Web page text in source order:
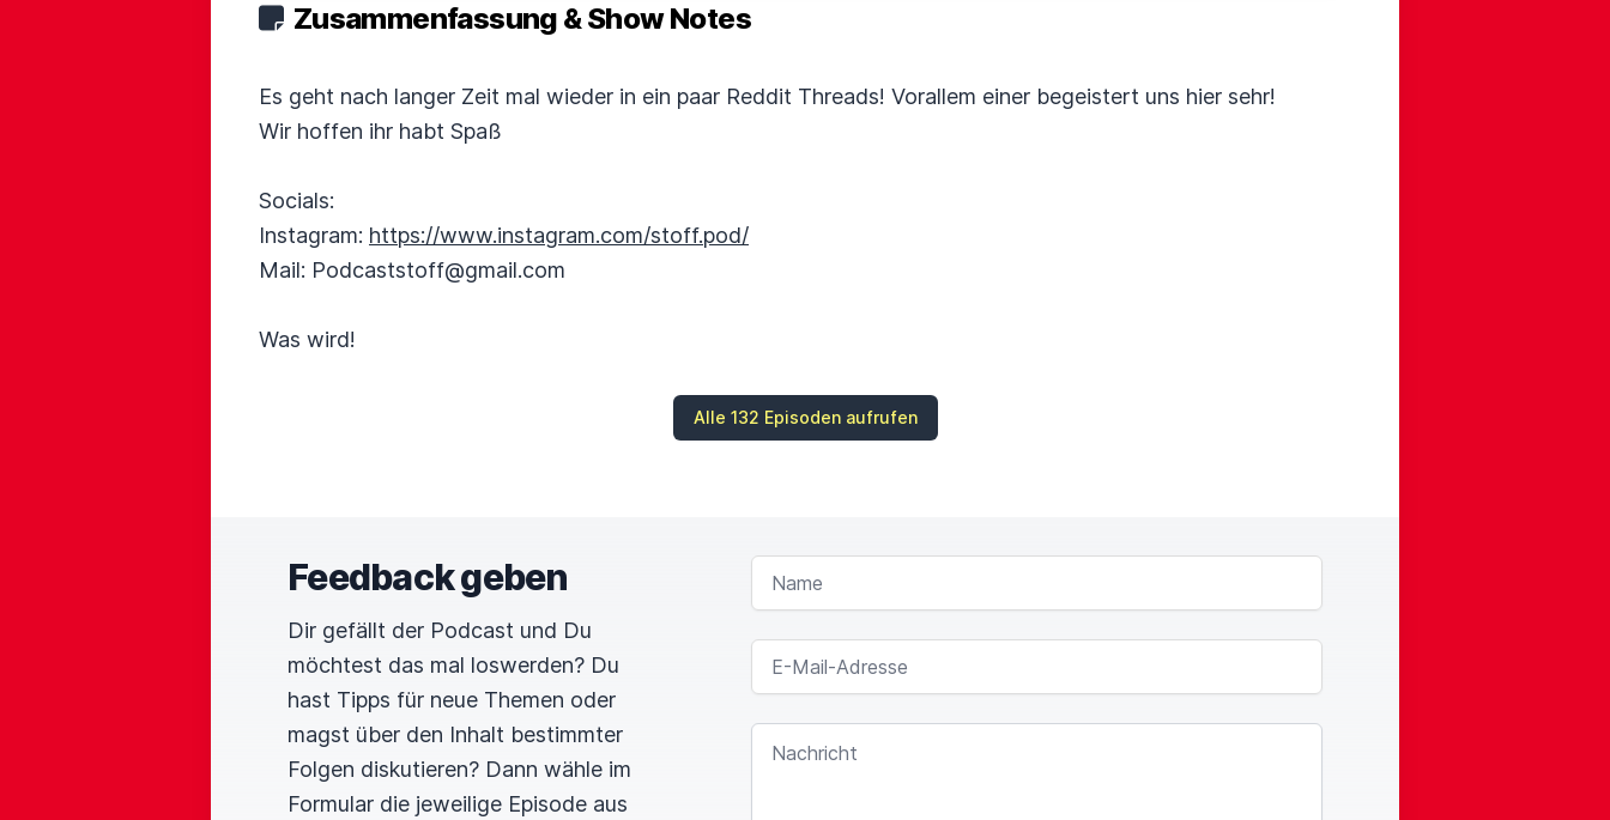
Zusammenfassung & Show Notes
Es geht nach langer Zeit mal wieder in ein paar Reddit Threads! Vorallem einer begeistert uns hier sehr!
Wir hoffen ihr habt Spaß
Socials:
Instagram: https://www.instagram.com/stoff.pod/
Mail: Podcaststoff@gmail.com
Was wird!
Alle 132 Episoden aufrufen
Feedback geben
Dir gefällt der Podcast und Du
möchtest das mal loswerden? Du
hast Tipps für neue Themen oder
magst über den Inhalt bestimmter
Folgen diskutieren? Dann wähle im
Formular die jeweilige Episode aus
NAME
E-MAIL-ADRESSE
NACHRICHT